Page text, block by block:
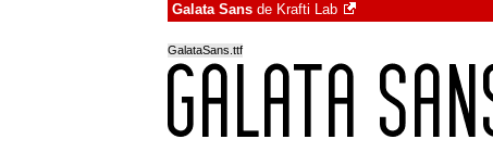
Galata Sans de Krafti Lab
GalataSans.ttf